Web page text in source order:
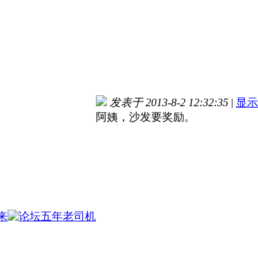
发表于 2013-8-2 12:32:35 | 显
阿姨，沙发要奖励。